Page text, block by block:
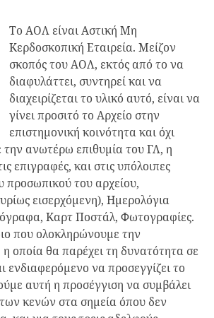
Το ΑΟΛ είναι Αστική Μη
Κερδοσκοπική Εταιρεία. Μείζον
σκοπός του ΑΟΛ, εκτός από το να
διαφυλάττει, συντηρεί και να
διαχειρίζεται το υλικό αυτό, είναι να
γίνει προσιτό το Αρχείο στην
επιστημονική κοινότητα και όχι
την ανωτέρω επιθυμία του ΓΛ, η
επιγραφές, και στις υπόλοιπες
προσωπικού του αρχείου,
εισερχόμενη), Ημερολόγια
Καρτ Ποστάλ, Φωτογραφίες.
που ολοκληρώνουμε την
οποία θα παρέχει τη δυνατότητα σε
ενδιαφερόμενο να προσεγγίζει το
αυτή η προσέγγιση να συμβάλει
κενών στα σημεία όπου δεν